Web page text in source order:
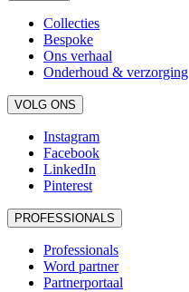
Collecties
Bespoke
Ons verhaal
Onderhoud & verzorging
VOLG ONS
Instagram
Facebook
LinkedIn
Pinterest
PROFESSIONALS
Professionals
Word partner
Partnerportaal